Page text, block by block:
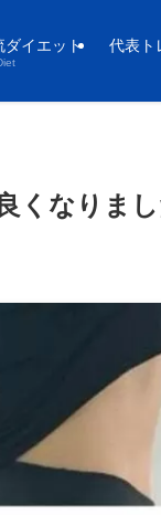
ダイエット 代表ト
くなりまし